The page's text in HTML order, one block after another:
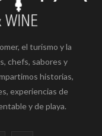
el turismo y la
chefs, sabores y
historias,
experiencias de
y de playa.